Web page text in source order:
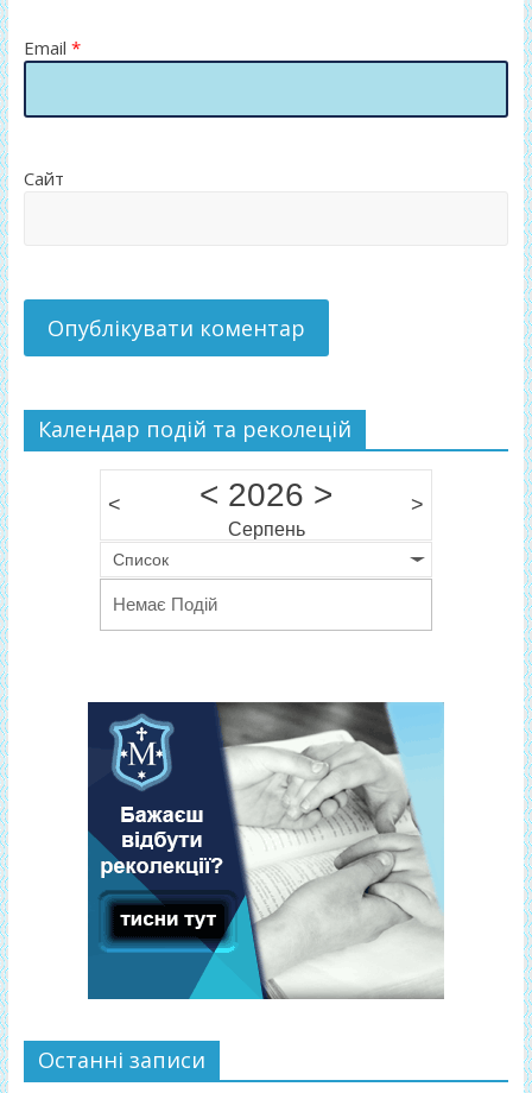
Email *
Сайт
Календар подій та реколецій
< < 2026 >
Серпень
>
Список
Немає Подій
Останні записи